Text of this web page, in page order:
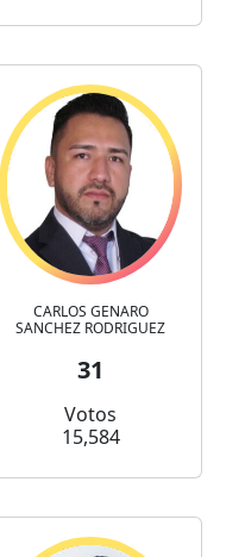
CARLOS GENARO
SANCHEZ RODRIGUEZ
31
Votos
15,584